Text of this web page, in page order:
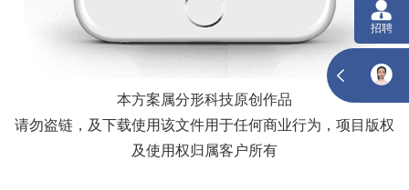
招聘
本方案属分形科技原创作品
请勿盗链，及下载使用该文件用于任何商业行为，项目版权
及使用权归属客户所有